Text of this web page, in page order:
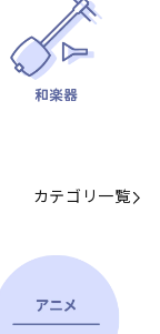
カテゴリ一覧